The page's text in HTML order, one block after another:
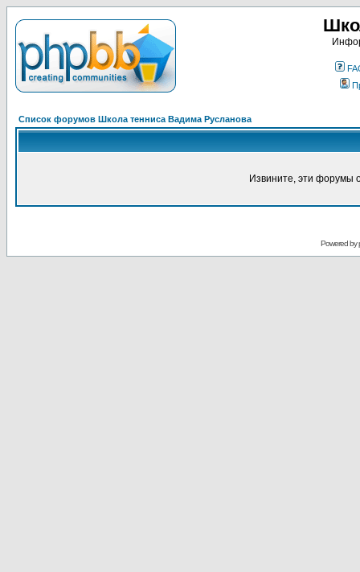
Список форумов Школа тенниса Вадима Русланова
Извините, эти форумы
Powered by